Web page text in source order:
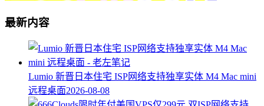
最新内容
Lumio 新晋日本住宅 ISP网络支持独享实体 M4 Mac mini
远程桌面2026-08-08